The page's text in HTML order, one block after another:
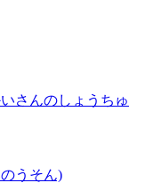
さんのしょうちゅ
うそん)